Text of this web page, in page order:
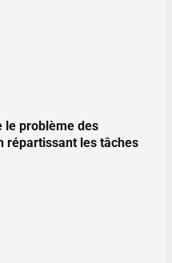
le problème des
répartissant les tâches